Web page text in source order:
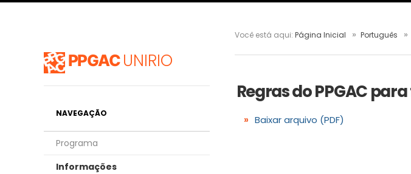
Você está aqui: Página Inicial Português
Regras do PPGAC
Baixar arquivo (PDF)
PPGAC UNIRIO
NAVEGAÇÃO
Programa
Informações